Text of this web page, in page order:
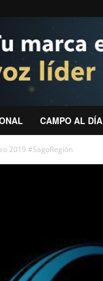
CAMPO AL DÍA
2019 #SagoRegión